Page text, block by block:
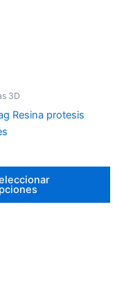
3D
Resina protesis